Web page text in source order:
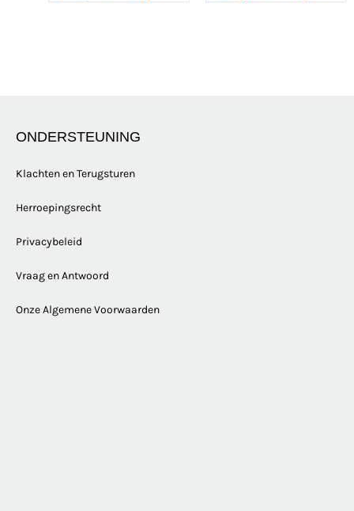
ONDERSTEUNING
Klachten en Terugsturen
Herroepingsrecht
Privacybeleid
Vraag en Antwoord
Onze Algemene Voorwaarden